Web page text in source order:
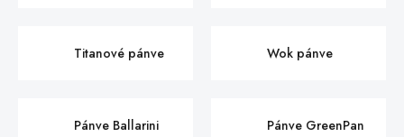
Titanové pánve Wok pánve
Pánve Ballarini Pánve GreenPan